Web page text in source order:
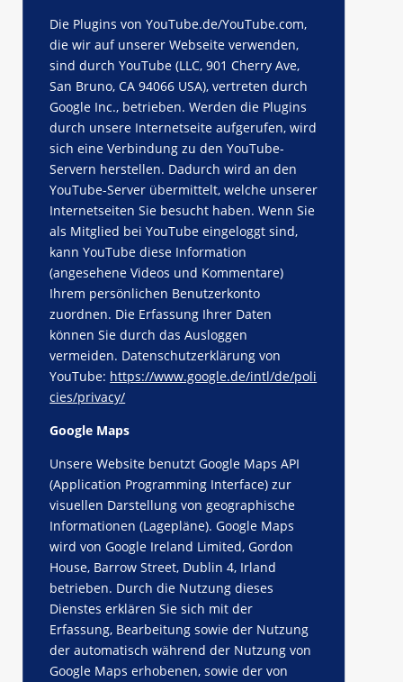
Die Plugins von YouTube.de/YouTube.com,
die wir auf unserer Webseite verwenden,
sind durch YouTube (LLC, 901 Cherry Ave,
San Bruno, CA 94066 USA), vertreten durch
Google Inc., betrieben. Werden die Plugins
durch unsere Internetseite aufgerufen, wird
sich eine Verbindung zu den YouTube-
Servern herstellen. Dadurch wird an den
YouTube-Server übermittelt, welche unserer
Internetseiten Sie besucht haben. Wenn Sie
als Mitglied bei YouTube eingeloggt sind,
kann YouTube diese Information
(angesehene Videos und Kommentare)
Ihrem persönlichen Benutzerkonto
zuordnen. Die Erfassung Ihrer Daten
können Sie durch das Ausloggen
vermeiden. Datenschutzerklärung von
YouTube: https://www.google.de/intl/de/poli
cies/privacy/
Google Maps
Unsere Website benutzt Google Maps API
(Application Programming Interface) zur
visuellen Darstellung von geographische
Informationen (Lagepläne). Google Maps
wird von Google Ireland Limited, Gordon
House, Barrow Street, Dublin 4, Irland
betrieben. Durch die Nutzung dieses
Dienstes erklären Sie sich mit der
Erfassung, Bearbeitung sowie der Nutzung
der automatisch während der Nutzung von
Google Maps erhobenen, sowie der von